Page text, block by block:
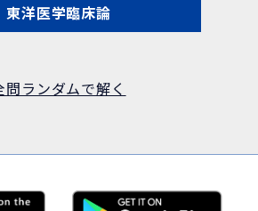
東洋医学臨床論
問ランダムで解く